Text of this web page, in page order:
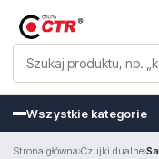
Wszystkie kategorie
Strona główna›Czujki dualne›